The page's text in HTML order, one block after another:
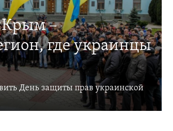
–
где украинцы
День защиты прав украинской